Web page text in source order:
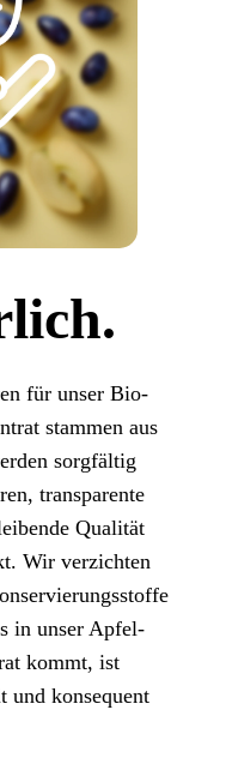
für unser Bio-
stammen aus
sorgfältig
transparente
Qualität
Wir verzichten
in unser Apfel-
kommt, ist
und konsequent